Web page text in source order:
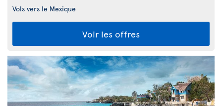
Vols vers le Mexique
Voir les offres